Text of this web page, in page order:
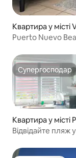
Квартира у місті
Puerto Nuevo
Супергосподар
Супергосподар
Квартира у
Відвідайте пляж